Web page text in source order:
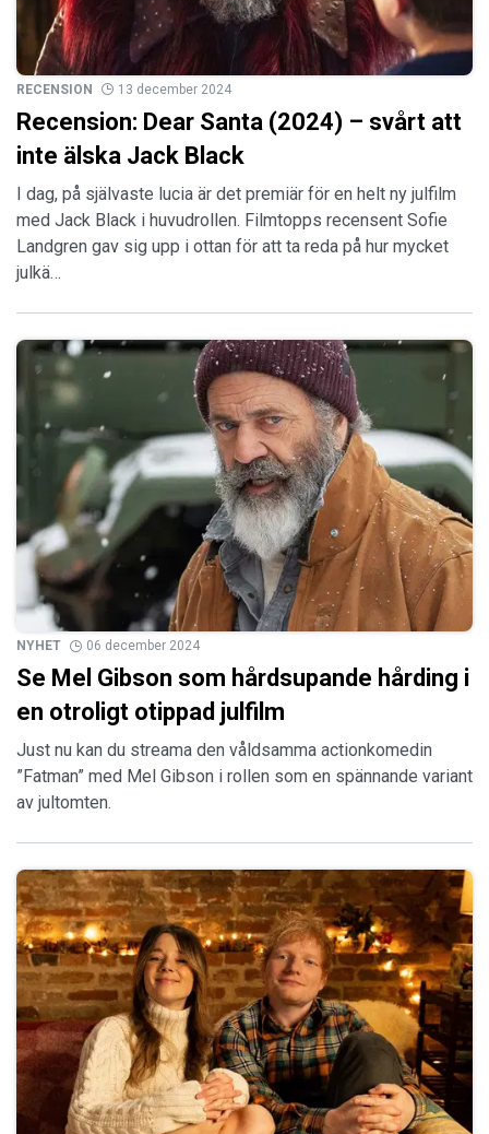
RECENSION 13 december 2024
Recension: Dear Santa (2024) – svårt att
inte älska Jack Black
I dag, på självaste lucia är det premiär för en helt ny julfilm
med Jack Black i huvudrollen. Filmtopps recensent Sofie
Landgren gav sig upp i ottan för att ta reda på hur mycket
julkä…
NYHET 06 december 2024
Se Mel Gibson som hårdsupande hårding i
en otroligt otippad julfilm
Just nu kan du streama den våldsamma actionkomedin
”Fatman” med Mel Gibson i rollen som en spännande variant
av jultomten.